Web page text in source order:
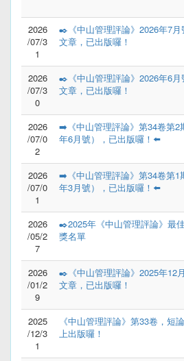
2026
/07/3
1
✒️《中山管理評論》2026年7月
文章，已出版囉！
2026
/07/3
0
✒️《中山管理評論》2026年6月
文章，已出版囉！
2026
/07/0
2
➡️《中山管理評論》第34卷第2
年6月號），已出版囉！⬅️
2026
/07/0
1
➡️《中山管理評論》第34卷第1
年3月號），已出版囉！⬅️
2026
/05/2
7
✒️2025年《中山管理評論》最
獎名單
2026
/01/2
9
✒️《中山管理評論》2025年12
文章，已出版囉！
2025
/12/3
1
《中山管理評論》第33卷，短
上出版囉！